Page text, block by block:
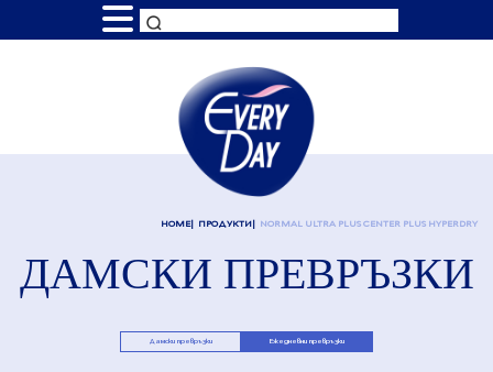
HOME ПРОДУКТИ NORMAL ULTRA PLUS CENTER PLUS HYPERDRY
ДАМСКИ ПРЕВРЪЗКИ
Дамски превръзки Ежедневни превръзки